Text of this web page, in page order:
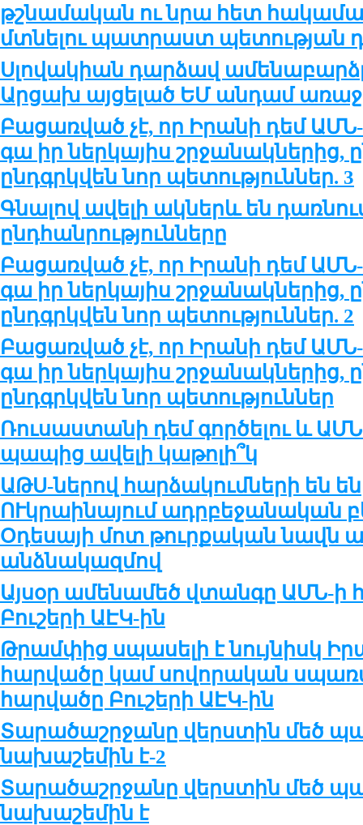
թշնամական ու նրա հետ
մտնելու պատրաստ պետության
Սլովակիան դարձավ
Արցախ այցելած ԵՄ անդամ
Բացառված չէ, որ Իրանի դեմ
գա իր ներկայիս շրջանակներից,
ընդգրկվեն նոր պետություններ. 3
Գնալով ավելի ակներև են
ընդհանրությունները
Բացառված չէ, որ Իրանի դեմ
գա իր ներկայիս շրջանակներից,
ընդգրկվեն նոր պետություններ. 2
Բացառված չէ, որ Իրանի դեմ
գա իր ներկայիս շրջանակներից,
ընդգրկվեն նոր պետություններ
Ռուսաստանի դեմ գործելու և
պապից ավելի կաթոլի՞կ
ԱԹՍ-ներով հարձակումների են
ՈՒկրաինայում ադրբեջանական
Օդեսայի մոտ թուրքական նավն
անձնակազմով
Այսօր ամենամեծ վտանգը ԱՄՆ-ի
Բուշերի ԱԷԿ-ին
Թրամփից սպասելի է նույնիսկ
հարվածը կամ սովորական
հարվածը Բուշերի ԱԷԿ-ին
Տարածաշրջանը վերստին մեծ
նախաշեմին է-2
Տարածաշրջանը վերստին մեծ
նախաշեմին է